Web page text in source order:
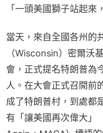
「一頭美國獅子站起來
當天，來自全國各州的
（Wisconsin）密爾沃
會，正式提名特朗普為
人。在大會正式召開前
成了特朗普村，到處都
有「讓美國再次偉大」